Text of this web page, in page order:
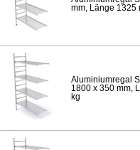
mm, Länge 1325
Aluminiumregal
1800 x 350 mm,
kg